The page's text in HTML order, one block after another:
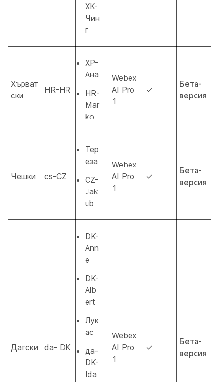
ХК-
Чин
г
Хърват
ски
HR-HR
ХР-
Ана
HR-
Mar
ko
Webex
AI Pro
1
✓
Бета-
версия
Чешки cs-CZ
Тер
еза
CZ-
Jak
ub
Webex
AI Pro
1
✓
Бета-
версия
Датски da- DK
DK-
Ann
e
DK-
Alb
ert
Лук
ас
да-
DK-
Ida
Webex
AI Pro
1
✓
Бета-
версия